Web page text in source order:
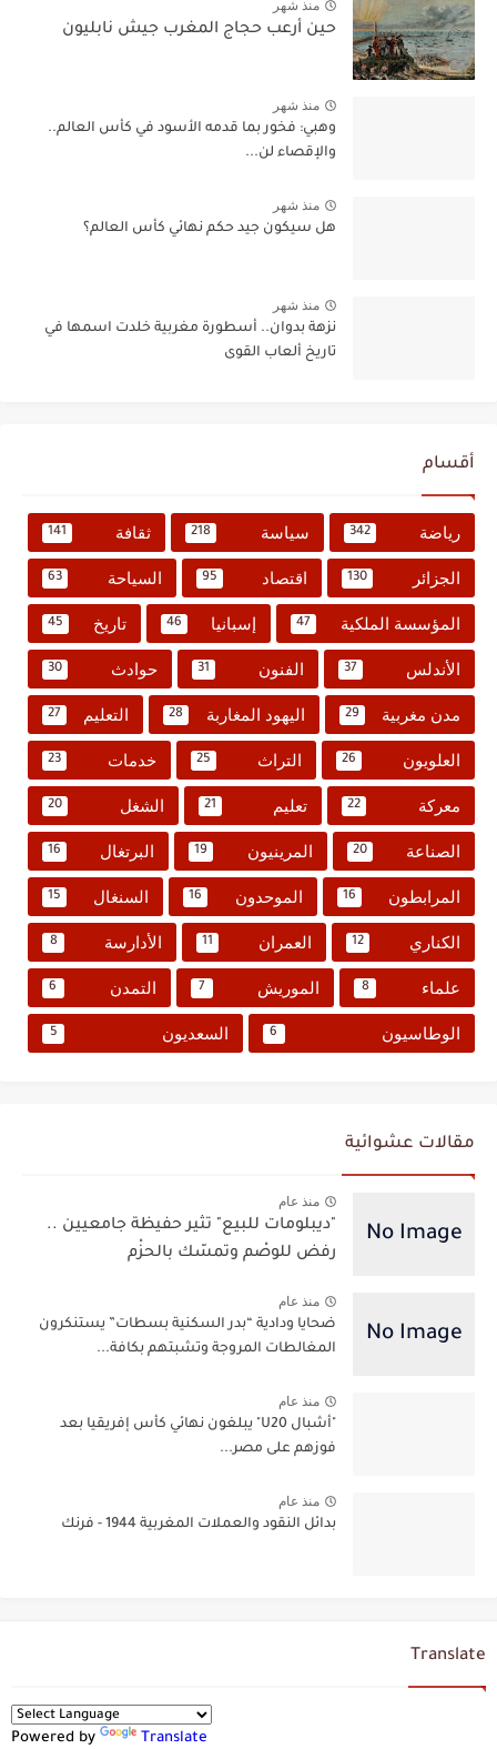
منذ شهر
حين أرعب حجاج المغرب جيش نابليون
منذ شهر
وهبي: فخور بما قدمه الأسود في كأس العالم..
والإقصاء لن...
منذ شهر
هل سيكون جيد حكم نهائي كأس العالم؟
منذ شهر
نزهة بدوان.. أسطورة مغربية خلدت اسمها في
تاريخ ألعاب القوى
أقسام
رياضة 342 سياسة 218 ثقافة 141
الجزائر 130 اقتصاد 95 السياحة 63
المؤسسة الملكية 47 إسبانيا 46 تاريخ 45
الأندلس 37 الفنون 31 حوادث 30
مدن مغربية 29 اليهود المغاربة 28 التعليم 27
العلويون 26 التراث 25 خدمات 23
معركة 22 تعليم 21 الشغل 20
الصناعة 20 المرينيون 19 البرتغال 16
المرابطون 16 الموحدون 16 السنغال 15
الكناري 12 العمران 11 الأدارسة 8
علماء 8 الموريش 7 التمدن 6
الوطاسيون 6 السعديون 5
مقالات عشوائية
منذ عام
"ديبلومات للبيع" تثير حفيظة جامعيين ..
رفض للوصْم وتمسّك بالحزْم
منذ عام
ضحايا ودادية “بدر السكنية بسطات” يستنكرون
المغالطات المروجة وتشبتهم بكافة...
منذ عام
"أشبال U20" يبلغون نهائي كأس إفريقيا بعد
فوزهم على مصر...
منذ عام
بدائل النقود والعملات المغربية 1944 - فرنك
Translate
Powered by Translate